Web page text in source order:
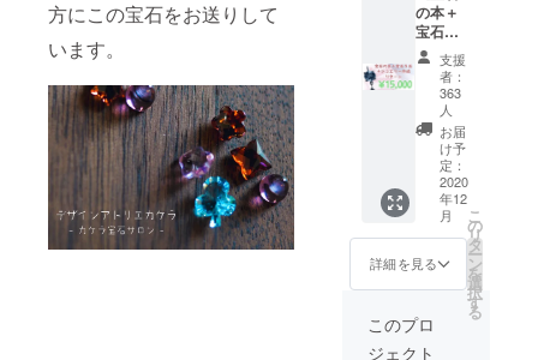
方にこの宝石をお送りして
います。
行って
いきま
す。 こ
ちらの
リター
ンをご
選択の
皆様に
は当日
のライ
ブ直前
PFIRE
のメッ
にて」
ライブ
(¥5.000
クリス
マス特
別宝石
パック
より宝
石の内
容が豪
華にな
りま
す） ②
クリス
マス特
別ライ
待状を
の本＋
宝石５
石＋
ジュエ
リー作
成 リ
ター
ン
￥15.00
0》 宝
石の本
と天然
宝石５
石をお
す。
「ブ
支援
者：
363
人
お届
け予
定：
2020
年12
月
詳細を見る
こ
の
リ
タ
ー
ン
を
選
択
す
る
このプロ
ジェクト